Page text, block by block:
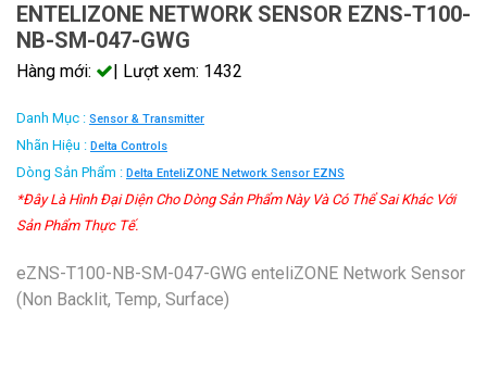
ENTELIZONE NETWORK SENSOR EZNS-T100-
NB-SM-047-GWG
Hàng mới: | Lượt xem: 1432
Danh Mục : Sensor & Transmitter
Nhãn Hiệu : Delta Controls
Dòng Sản Phẩm : Delta EnteliZONE Network Sensor EZNS
*Đây Là Hình Đại Diện Cho Dòng Sản Phẩm Này Và Có Thể Sai Khác Với
Sản Phẩm Thực Tế.
eZNS-T100-NB-SM-047-GWG enteliZONE Network Sensor
(Non Backlit, Temp, Surface)